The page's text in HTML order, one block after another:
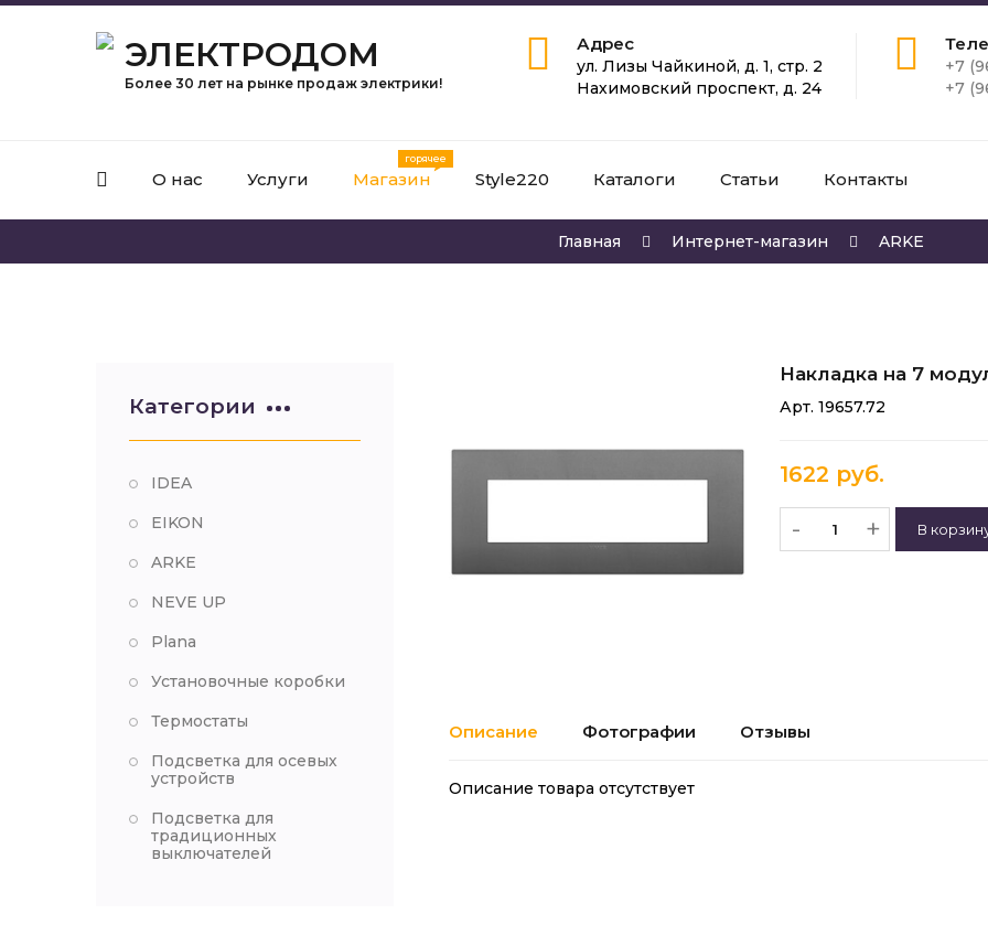
ЭЛЕКТРОДОМ
Более 30 лет на рынке продаж электрики!
Адрес
ул. Лизы Чайкиной, д. 1, стр. 2
Нахимовский проспект, д. 24
+7
+7
О нас Услуги Магазин Style220 Каталоги Статьи Контакты
Главная Интернет-магазин ARKE
Накладка на 7
Арт. 19657.72
1622 руб.
- +
Описание Фотографии Отзывы
Описание товара отсутствует
Категории
IDEA
EIKON
ARKE
NEVE UP
Plana
Установочные коробки
Термостаты
Подсветка для осевых
устройств
Подсветка для
традиционных
выключателей